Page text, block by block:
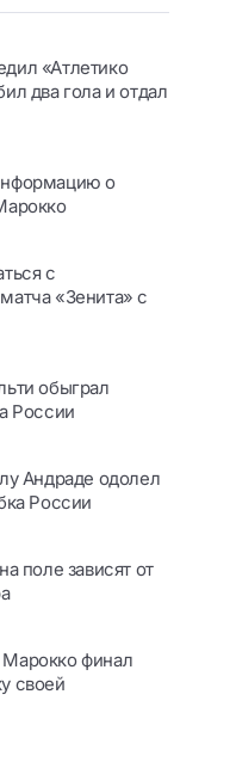
«Атлетико
два гола и отдал
о
с
«Зенита» с
обыграл
России
Андраде одолел
России
поле зависят от
финал
своей